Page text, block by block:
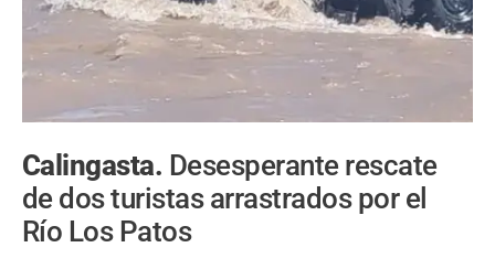
Calingasta. Desesperante rescate
de dos turistas arrastrados por el
Río Los Patos